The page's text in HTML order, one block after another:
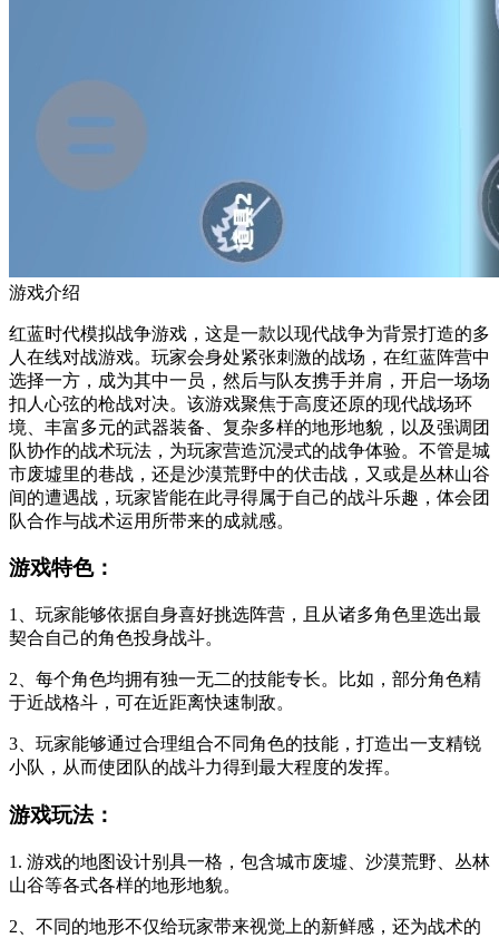
游戏介绍
红蓝时代模拟战争游戏，这是一款以现代战争为背景打造的多
人在线对战游戏。玩家会身处紧张刺激的战场，在红蓝阵营中
选择一方，成为其中一员，然后与队友携手并肩，开启一场场
扣人心弦的枪战对决。该游戏聚焦于高度还原的现代战场环
境、丰富多元的武器装备、复杂多样的地形地貌，以及强调团
队协作的战术玩法，为玩家营造沉浸式的战争体验。不管是城
市废墟里的巷战，还是沙漠荒野中的伏击战，又或是丛林山谷
间的遭遇战，玩家皆能在此寻得属于自己的战斗乐趣，体会团
队合作与战术运用所带来的成就感。
游戏特色：
1、玩家能够依据自身喜好挑选阵营，且从诸多角色里选出最
契合自己的角色投身战斗。
2、每个角色均拥有独一无二的技能专长。比如，部分角色精
于近战格斗，可在近距离快速制敌。
3、玩家能够通过合理组合不同角色的技能，打造出一支精锐
小队，从而使团队的战斗力得到最大程度的发挥。
游戏玩法：
1. 游戏的地图设计别具一格，包含城市废墟、沙漠荒野、丛林
山谷等各式各样的地形地貌。
2、不同的地形不仅给玩家带来视觉上的新鲜感，还为战术的